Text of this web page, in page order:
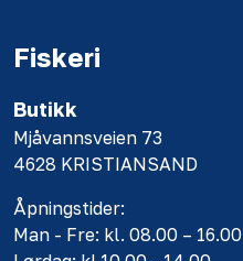
Fiskeri
Butikk
Mjåvannsveien 73
4628 KRISTIANSAND
Åpningstider:
Man - Fre: kl. 08.00 – 16.00